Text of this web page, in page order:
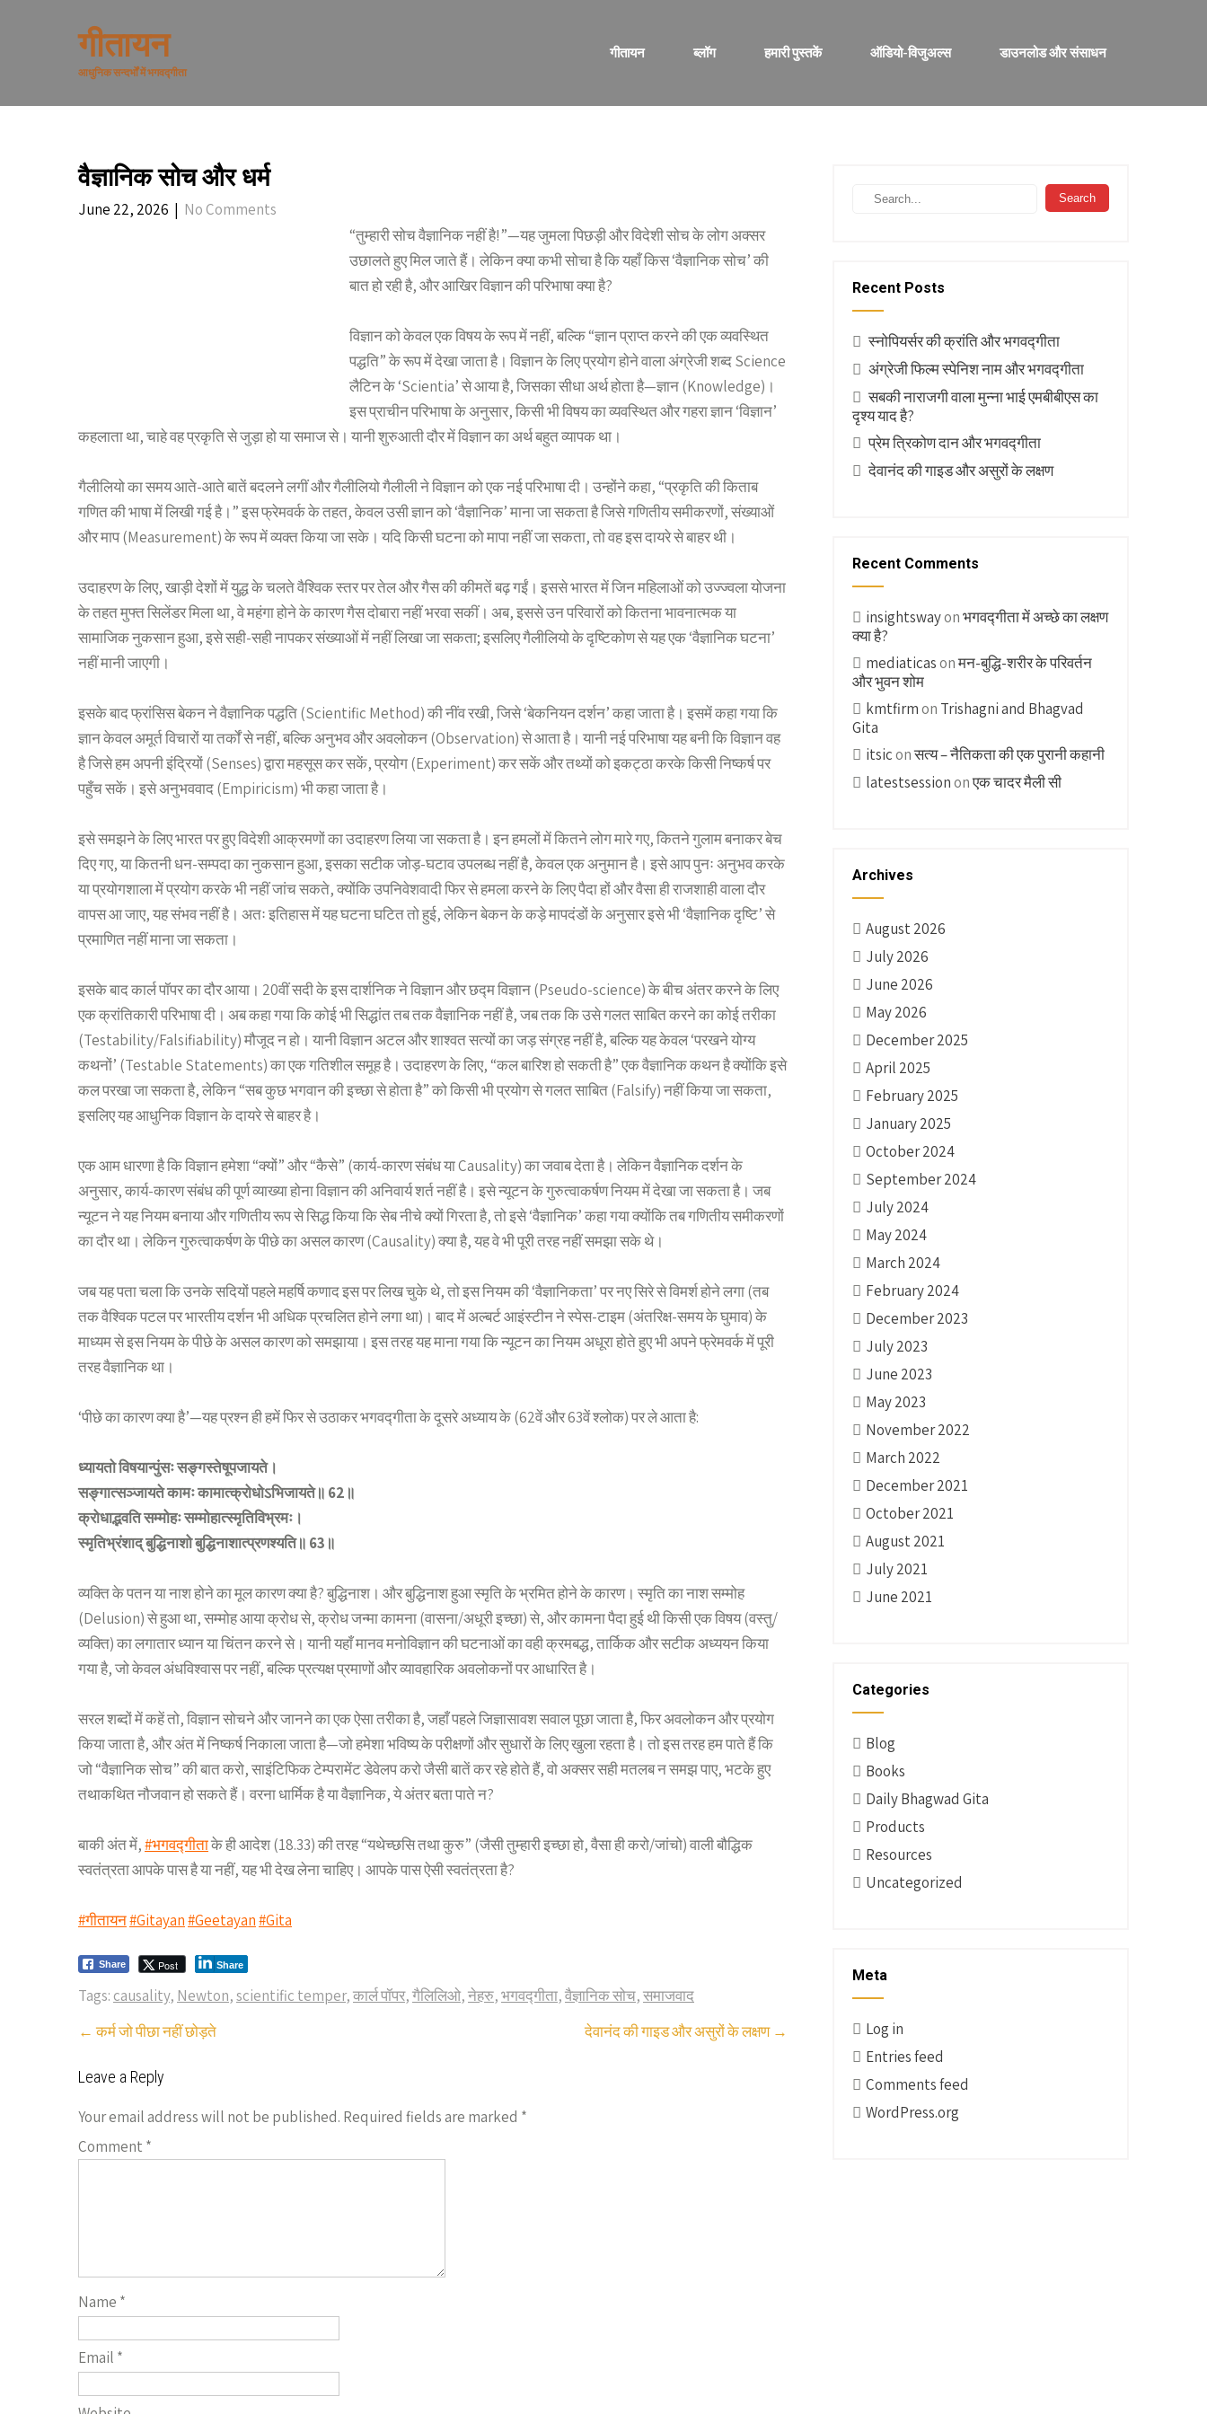
गीतायन
आधुनिक सन्दर्भों में भगवद्गीता
गीतायन ब्लॉग हमारी पुस्तकें ऑडियो-विजुअल्स डाउनलोड और संसाधन
वैज्ञानिक सोच और धर्म
June 22, 2026 | No Comments
“तुम्हारी सोच वैज्ञानिक नहीं है!”—यह जुमला पिछड़ी और विदेशी सोच के लोग अक्सर
उछालते हुए मिल जाते हैं। लेकिन क्या कभी सोचा है कि यहाँ किस ‘वैज्ञानिक सोच’ की
बात हो रही है, और आखिर विज्ञान की परिभाषा क्या है?
विज्ञान को केवल एक विषय के रूप में नहीं, बल्कि “ज्ञान प्राप्त करने की एक व्यवस्थित
पद्धति” के रूप में देखा जाता है। विज्ञान के लिए प्रयोग होने वाला अंग्रेजी शब्द Science
लैटिन के ‘Scientia’ से आया है, जिसका सीधा अर्थ होता है—ज्ञान (Knowledge)।
इस प्राचीन परिभाषा के अनुसार, किसी भी विषय का व्यवस्थित और गहरा ज्ञान ‘विज्ञान’
कहलाता था, चाहे वह प्रकृति से जुड़ा हो या समाज से। यानी शुरुआती दौर में विज्ञान का अर्थ बहुत व्यापक था।
गैलीलियो का समय आते-आते बातें बदलने लगीं और गैलीलियो गैलीली ने विज्ञान को एक नई परिभाषा दी। उन्होंने कहा, “प्रकृति की किताब
गणित की भाषा में लिखी गई है।” इस फ्रेमवर्क के तहत, केवल उसी ज्ञान को ‘वैज्ञानिक’ माना जा सकता है जिसे गणितीय समीकरणों, संख्याओं
और माप (Measurement) के रूप में व्यक्त किया जा सके। यदि किसी घटना को मापा नहीं जा सकता, तो वह इस दायरे से बाहर थी।
उदाहरण के लिए, खाड़ी देशों में युद्ध के चलते वैश्विक स्तर पर तेल और गैस की कीमतें बढ़ गईं। इससे भारत में जिन महिलाओं को उज्ज्वला योजना
के तहत मुफ्त सिलेंडर मिला था, वे महंगा होने के कारण गैस दोबारा नहीं भरवा सकीं। अब, इससे उन परिवारों को कितना भावनात्मक या
सामाजिक नुकसान हुआ, इसे सही-सही नापकर संख्याओं में नहीं लिखा जा सकता; इसलिए गैलीलियो के दृष्टिकोण से यह एक ‘वैज्ञानिक घटना’
नहीं मानी जाएगी।
इसके बाद फ्रांसिस बेकन ने वैज्ञानिक पद्धति (Scientific Method) की नींव रखी, जिसे ‘बेकनियन दर्शन’ कहा जाता है। इसमें कहा गया कि
ज्ञान केवल अमूर्त विचारों या तर्कों से नहीं, बल्कि अनुभव और अवलोकन (Observation) से आता है। यानी नई परिभाषा यह बनी कि विज्ञान वह
है जिसे हम अपनी इंद्रियों (Senses) द्वारा महसूस कर सकें, प्रयोग (Experiment) कर सकें और तथ्यों को इकट्ठा करके किसी निष्कर्ष पर
पहुँच सकें। इसे अनुभववाद (Empiricism) भी कहा जाता है।
इसे समझने के लिए भारत पर हुए विदेशी आक्रमणों का उदाहरण लिया जा सकता है। इन हमलों में कितने लोग मारे गए, कितने गुलाम बनाकर बेच
दिए गए, या कितनी धन-सम्पदा का नुकसान हुआ, इसका सटीक जोड़-घटाव उपलब्ध नहीं है, केवल एक अनुमान है। इसे आप पुनः अनुभव करके
या प्रयोगशाला में प्रयोग करके भी नहीं जांच सकते, क्योंकि उपनिवेशवादी फिर से हमला करने के लिए पैदा हों और वैसा ही राजशाही वाला दौर
वापस आ जाए, यह संभव नहीं है। अतः इतिहास में यह घटना घटित तो हुई, लेकिन बेकन के कड़े मापदंडों के अनुसार इसे भी ‘वैज्ञानिक दृष्टि’ से
प्रमाणित नहीं माना जा सकता।
इसके बाद कार्ल पॉपर का दौर आया। 20वीं सदी के इस दार्शनिक ने विज्ञान और छद्म विज्ञान (Pseudo-science) के बीच अंतर करने के लिए
एक क्रांतिकारी परिभाषा दी। अब कहा गया कि कोई भी सिद्धांत तब तक वैज्ञानिक नहीं है, जब तक कि उसे गलत साबित करने का कोई तरीका
(Testability/Falsifiability) मौजूद न हो। यानी विज्ञान अटल और शाश्वत सत्यों का जड़ संग्रह नहीं है, बल्कि यह केवल ‘परखने योग्य
कथनों’ (Testable Statements) का एक गतिशील समूह है। उदाहरण के लिए, “कल बारिश हो सकती है” एक वैज्ञानिक कथन है क्योंकि इसे
कल परखा जा सकता है, लेकिन “सब कुछ भगवान की इच्छा से होता है” को किसी भी प्रयोग से गलत साबित (Falsify) नहीं किया जा सकता,
इसलिए यह आधुनिक विज्ञान के दायरे से बाहर है।
एक आम धारणा है कि विज्ञान हमेशा “क्यों” और “कैसे” (कार्य-कारण संबंध या Causality) का जवाब देता है। लेकिन वैज्ञानिक दर्शन के
अनुसार, कार्य-कारण संबंध की पूर्ण व्याख्या होना विज्ञान की अनिवार्य शर्त नहीं है। इसे न्यूटन के गुरुत्वाकर्षण नियम में देखा जा सकता है। जब
न्यूटन ने यह नियम बनाया और गणितीय रूप से सिद्ध किया कि सेब नीचे क्यों गिरता है, तो इसे ‘वैज्ञानिक’ कहा गया क्योंकि तब गणितीय समीकरणों
का दौर था। लेकिन गुरुत्वाकर्षण के पीछे का असल कारण (Causality) क्या है, यह वे भी पूरी तरह नहीं समझा सके थे।
जब यह पता चला कि उनके सदियों पहले महर्षि कणाद इस पर लिख चुके थे, तो इस नियम की ‘वैज्ञानिकता’ पर नए सिरे से विमर्श होने लगा (तब
तक वैश्विक पटल पर भारतीय दर्शन भी अधिक प्रचलित होने लगा था)। बाद में अल्बर्ट आइंस्टीन ने स्पेस-टाइम (अंतरिक्ष-समय के घुमाव) के
माध्यम से इस नियम के पीछे के असल कारण को समझाया। इस तरह यह माना गया कि न्यूटन का नियम अधूरा होते हुए भी अपने फ्रेमवर्क में पूरी
तरह वैज्ञानिक था।
‘पीछे का कारण क्या है’—यह प्रश्न ही हमें फिर से उठाकर भगवद्गीता के दूसरे अध्याय के (62वें और 63वें श्लोक) पर ले आता है:
ध्यायतो विषयान्पुंसः सङ्गस्तेषूपजायते।
सङ्गात्सञ्जायते कामः कामात्क्रोधोऽभिजायते॥ 62॥
क्रोधाद्भवति सम्मोहः सम्मोहात्स्मृतिविभ्रमः।
स्मृतिभ्रंशाद् बुद्धिनाशो बुद्धिनाशात्प्रणश्यति॥ 63॥
व्यक्ति के पतन या नाश होने का मूल कारण क्या है? बुद्धिनाश। और बुद्धिनाश हुआ स्मृति के भ्रमित होने के कारण। स्मृति का नाश सम्मोह
(Delusion) से हुआ था, सम्मोह आया क्रोध से, क्रोध जन्मा कामना (वासना/अधूरी इच्छा) से, और कामना पैदा हुई थी किसी एक विषय (वस्तु/
व्यक्ति) का लगातार ध्यान या चिंतन करने से। यानी यहाँ मानव मनोविज्ञान की घटनाओं का वही क्रमबद्ध, तार्किक और सटीक अध्ययन किया
गया है, जो केवल अंधविश्वास पर नहीं, बल्कि प्रत्यक्ष प्रमाणों और व्यावहारिक अवलोकनों पर आधारित है।
सरल शब्दों में कहें तो, विज्ञान सोचने और जानने का एक ऐसा तरीका है, जहाँ पहले जिज्ञासावश सवाल पूछा जाता है, फिर अवलोकन और प्रयोग
किया जाता है, और अंत में निष्कर्ष निकाला जाता है—जो हमेशा भविष्य के परीक्षणों और सुधारों के लिए खुला रहता है। तो इस तरह हम पाते हैं कि
जो “वैज्ञानिक सोच” की बात करो, साइंटिफिक टेम्परामेंट डेवेलप करो जैसी बातें कर रहे होते हैं, वो अक्सर सही मतलब न समझ पाए, भटके हुए
तथाकथित नौजवान हो सकते हैं। वरना धार्मिक है या वैज्ञानिक, ये अंतर बता पाते न?
बाकी अंत में,#भगवद्गीताके ही आदेश (18.33) की तरह “यथेच्छसि तथा कुरु” (जैसी तुम्हारी इच्छा हो, वैसा ही करो/जांचो) वाली बौद्धिक
स्वतंत्रता आपके पास है या नहीं, यह भी देख लेना चाहिए। आपके पास ऐसी स्वतंत्रता है?
#गीतायन#Gitayan#Geetayan#Gita
Share Post Share
Tags: causality, Newton,scientific temper,कार्ल पॉपर,गैलिलिओ,नेहरु,भगवद्गीता,वैज्ञानिक सोच,समाजवाद
Post
← कर्म जो पीछा नहीं छोड़ते देवानंद की गाइड और असुरों के लक्षण →
Leave a Reply
Your email address will not be published. Required fields are marked *
Comment *
Name *
Email *
Recent Posts
स्नोपियर्सर की क्रांति और भगवद्गीता
अंग्रेजी फिल्म स्पेनिश नाम और भगवद्गीता
सबकी नाराजगी वाला मुन्ना भाई एमबीबीएस का
दृश्य याद है?
प्रेम त्रिकोण दान और भगवद्गीता
देवानंद की गाइड और असुरों के लक्षण
Recent Comments
insightswayonभगवद्गीता में अच्छे का लक्षण
क्या है?
mediaticasonमन-बुद्धि-शरीर के परिवर्तन
और भुवन शोम
kmtfirmon Trishagni and Bhagvad
Gita
itsiconसत्य – नैतिकता की एक पुरानी कहानी
latestsessiononएक चादर मैली सी
Archives
August 2026
July 2026
June 2026
May 2026
December 2025
April 2025
February 2025
January 2025
October 2024
September 2024
July 2024
May 2024
March 2024
February 2024
December 2023
July 2023
June 2023
May 2023
November 2022
March 2022
December 2021
October 2021
August 2021
July 2021
June 2021
Categories
Blog
Books
Daily Bhagwad Gita
Products
Resources
Uncategorized
Meta
Log in
Entries feed
Comments feed
WordPress.org